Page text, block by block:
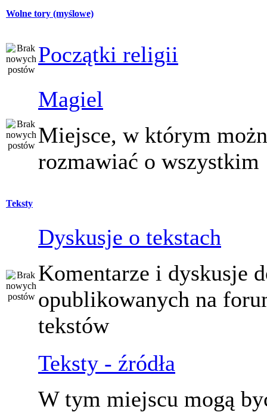
Wolne tory (myślowe)
Początki religii
Magiel
Miejsce, w którym
rozmawiać o wszystkim
Teksty
Dyskusje o tekstach
Komentarze i dyskusje
opublikowanych na
tekstów
Teksty - źródła
W tym miejscu mogą